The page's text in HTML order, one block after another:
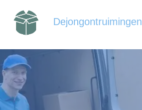
Dejongontruimingen